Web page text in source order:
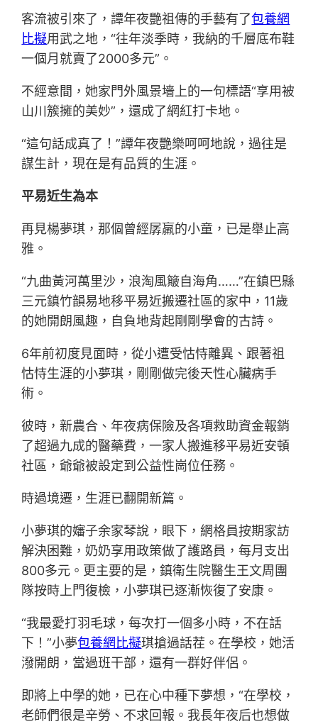
客流被引來了，譚年夜艷祖傳的手藝有了包養網
比擬用武之地，“往年淡季時，我納的千層底布鞋
一個月就賣了2000多元”。
不經意間，她家門外風景墻上的一句標語“享用被
山川簇擁的美妙”，還成了網紅打卡地。
“這句話成真了！”譚年夜艷樂呵呵地說，過往是
謀生計，現在是有品質的生涯。
平易近生為本
再見楊夢琪，那個曾經孱羸的小童，已是舉止高
雅。
“九曲黃河萬里沙，浪淘風簸自海角……”在鎮巴縣
三元鎮竹韻易地移平易近搬遷社區的家中，11歲
的她開朗風趣，自負地背起剛剛學會的古詩。
6年前初度見面時，從小遭受怙恃離異、跟著祖
怙恃生涯的小夢琪，剛剛做完後天性心臟病手
術。
彼時，新農合、年夜病保險及各項救助資金報銷
了超過九成的醫藥費，一家人搬進移平易近安頓
社區，爺爺被設定到公益性崗位任務。
時過境遷，生涯已翻開新篇。
小夢琪的嬸子余家琴說，眼下，網格員按期家訪
解決困難，奶奶享用政策做了護路員，每月支出
800多元。更主要的是，鎮衛生院醫生王文周團
隊按時上門復檢，小夢琪已逐漸恢復了安康。
“我最愛打羽毛球，每次打一個多小時，不在話
下！”小夢包養網比擬琪搶過話茬。在學校，她活
潑開朗，當過班干部，還有一群好伴侶。
即將上中學的她，已在心中種下夢想，“在學校，
老師們很是辛勞、不求回報。我長年夜后也想做